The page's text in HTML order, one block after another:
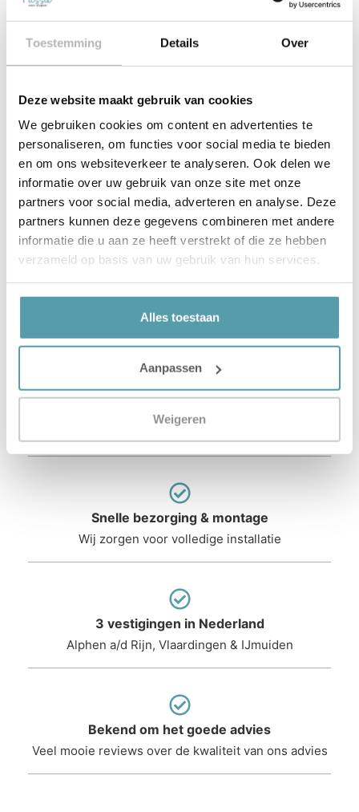
Toestemming Details Over
Deze website maakt gebruik van cookies
We gebruiken cookies om content en advertenties te
personaliseren, om functies voor social media te bieden
en om ons websiteverkeer te analyseren. Ook delen we
informatie over uw gebruik van onze site met onze
partners voor social media, adverteren en analyse. Deze
partners kunnen deze gegevens combineren met andere
informatie die u aan ze heeft verstrekt of die ze hebben
verzameld op basis van uw gebruik van hun services.
Alles toestaan
Aanpassen
Weigeren
Alle merken bij Passie
voor Slapen
Waarom Passie voor
Slapen?
Gecertificeerde slaapexperts
Snelle bezorging & montage
Wij zorgen voor volledige installatie
3 vestigingen in Nederland
Alphen a/d Rijn, Vlaardingen & IJmuiden
Bekend om het goede advies
Veel mooie reviews over de kwaliteit van ons advies